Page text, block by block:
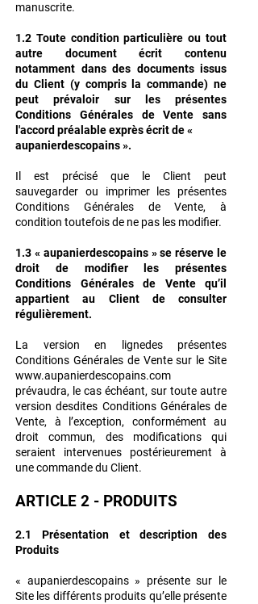
manuscrite.
1.2 Toute condition particulière ou tout
autre document écrit contenu
notamment dans des documents issus
du Client (y compris la commande) ne
peut prévaloir sur les présentes
Conditions Générales de Vente sans
l'accord préalable exprès écrit de «
aupanierdescopains ».
Il est précisé que le Client peut
sauvegarder ou imprimer les présentes
Conditions Générales de Vente, à
condition toutefois de ne pas les modifier.
1.3 « aupanierdescopains » se réserve le
droit de modifier les présentes
Conditions Générales de Vente qu’il
appartient au Client de consulter
régulièrement.
La version en lignedes présentes
Conditions Générales de Vente sur le Site
www.aupanierdescopains.com
prévaudra, le cas échéant, sur toute autre
version desdites Conditions Générales de
Vente, à l’exception, conformément au
droit commun, des modifications qui
seraient intervenues postérieurement à
une commande du Client.
ARTICLE 2 - PRODUITS
2.1 Présentation et description des
Produits
« aupanierdescopains » présente sur le
Site les différents produits qu’elle présente